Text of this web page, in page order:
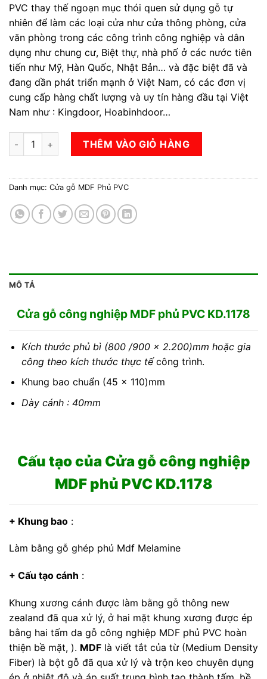
PVC thay thế ngoạn mục thói quen sử dụng gỗ tự
nhiên để làm các loại cửa như cửa thông phòng, cửa
văn phòng trong các công trình công nghiệp và dân
dụng như chung cư, Biệt thự, nhà phố ở các nước tiên
tiến như Mỹ, Hàn Quốc, Nhật Bản… và đặc biệt đã và
đang dần phát triển mạnh ở Việt Nam, có các đơn vị
cung cấp hàng chất lượng và uy tín hàng đầu tại Việt
Nam như : Kingdoor, Hoabinhdoor…
Cửa gỗ công nghiệp MDF phủ PVC KD.1178 số lượng
THÊM VÀO GIỎ HÀNG
Danh mục: Cửa gỗ MDF Phủ PVC
MÔ TẢ
Cửa gỗ công nghiệp MDF phủ PVC KD.1178
Kích thước phủ bì (800 /900 x 2.200)mm hoặc gia
công theo kích thước thực tếcông trình.
Khung bao chuẩn (45 x 110)mm
Dày cánh : 40mm
Cấu tạo của Cửa gỗ công nghiệp
MDF phủ PVC KD.1178
+ Khung bao :
Làm bằng gỗ ghép phủ Mdf Melamine
+ Cấu tạo cánh :
Khung xương cánh được làm bằng gỗ thông new
zealand đã qua xử lý, ở hai mặt khung xương được ép
bằng hai tấm da gỗ công nghiệp MDF phủ PVC hoàn
thiện bề mặt, ). MDF là viết tắt của từ (Medium Density
Fiber) là bột gỗ đã qua xử lý và trộn keo chuyên dụng